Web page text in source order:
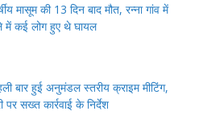
मासूम की 13 दिन बाद मौत, रन्ना गांव में
में कई लोग हुए थे घायल
बार हुई अनुमंडल स्तरीय क्राइम मीटिंग,
सख्त कार्रवाई के निर्देश